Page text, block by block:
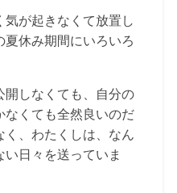
気が起きなくて放置し
休み期間にいろいろ
開しなくても、自分の
なくても全然良いのだ
く、わたくしは、なん
日々を送っていま